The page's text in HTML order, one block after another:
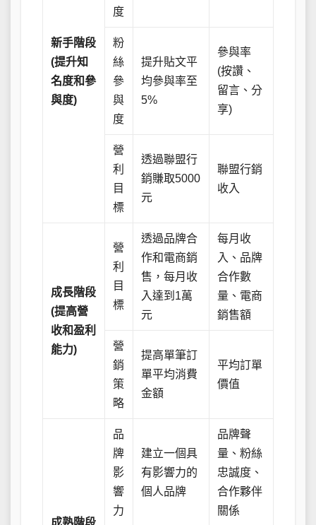
新手階段
(提升知
名度和參
與度)
度
粉
絲
參
與
度
提升貼文平
均參與率至
5%
參與率
(按讚、
留言、分
享)
營
利
目
標
透過聯盟行
銷賺取5000
元
聯盟行銷
收入
成長階段
(提高營
收和盈利
能力)
營
利
目
標
透過品牌合
作和電商銷
售，每月收
入達到1萬
元
每月收
入、品牌
合作數
量、電商
銷售額
營
銷
策
略
提高單筆訂
單平均消費
金額
平均訂單
價值
品
牌
影
響
力
建立一個具
有影響力的
個人品牌
品牌聲
量、粉絲
忠誠度、
合作夥伴
關係